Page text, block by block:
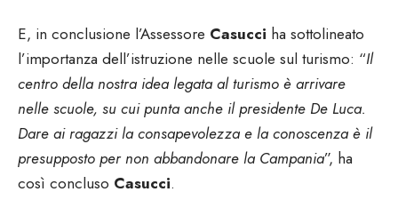
E, in conclusione l’Assessore Casucci ha sottolineato
l’importanza dell’istruzione nelle scuole sul turismo: “Il
centro della nostra idea legata al turismo è arrivare
nelle scuole, su cui punta anche il presidente De Luca.
Dare ai ragazzi la consapevolezza e la conoscenza è il
presupposto per non abbandonare la Campania”, ha
così concluso Casucci.